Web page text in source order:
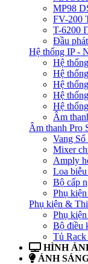
MP98
FV-200
T-6200
Đầu
Hệ thống IP -
Hệ
Hệ
Hệ
Hệ
Hệ
Âm
Âm thanh Pro
Vang Số
Mixer
Amply
Loa
Bộ cấp
Phụ
Phụ kiện &
Phụ
Bộ điều
Tủ Rack
HÌNH
ÁNH